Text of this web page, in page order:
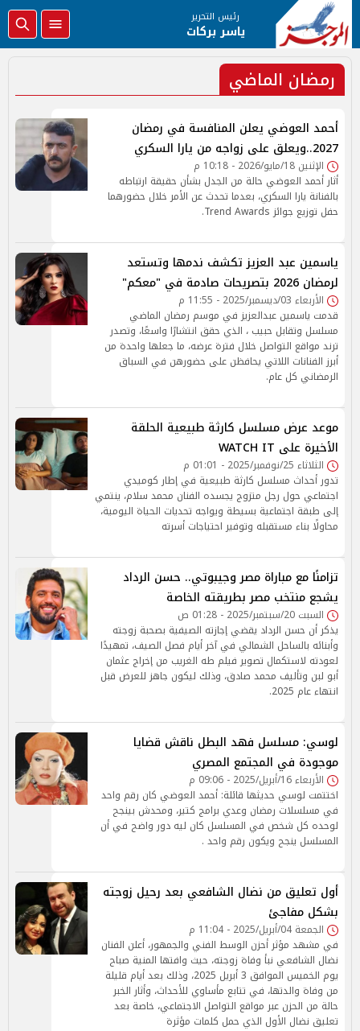
رئيس التحرير
ياسر بركات
رمضان الماضي
أحمد العوضي يعلن المنافسة في رمضان
2027..ويعلق على زواجه من يارا السكري
الإثنين 18/مايو/2026 - 10:18 م
أثار أحمد العوضي حالة من الجدل بشأن حقيقة ارتباطه
بالفنانة يارا السكري، بعدما تحدث عن الأمر خلال حضورهما
حفل توزيع جوائز Trend Awards.
ياسمين عبد العزيز تكشف ندمها وتستعد
لرمضان 2026 بتصريحات صادمة في "معكم"
الأربعاء 03/ديسمبر/2025 - 11:55 م
قدمت ياسمين عبدالعزيز في موسم رمضان الماضي
مسلسل وتقابل حبيب ، الذي حقق انتشارًا واسعًا، وتصدر
ترند مواقع التواصل خلال فترة عرضه، ما جعلها واحدة من
أبرز الفنانات اللاتي يحافظن على حضورهن في السباق
الرمضاني كل عام.
موعد عرض مسلسل كارثة طبيعية الحلقة
الأخيرة على WATCH IT
الثلاثاء 25/نوفمبر/2025 - 01:01 م
تدور أحداث مسلسل كارثة طبيعية في إطار كوميدي
اجتماعي حول رجل متزوج يجسده الفنان محمد سلام، ينتمي
إلى طبقة اجتماعية بسيطة ويواجه تحديات الحياة اليومية،
محاولًا بناء مستقبله وتوفير احتياجات أسرته
تزامنًا مع مباراة مصر وجيبوتي.. حسن الرداد
يشجع منتخب مصر بطريقته الخاصة
السبت 20/سبتمبر/2025 - 01:28 ص
يذكر أن حسن الرداد يقضي إجازته الصيفية بصحبة زوجته
وأبنائه بالساحل الشمالي في آخر أيام فصل الصيف، تمهيدًا
لعودته لاستكمال تصوير فيلم طه الغريب من إخراج عثمان
أبو لبن وتأليف محمد صادق، وذلك ليكون جاهز للعرض قبل
انتهاء عام 2025.
لوسي: مسلسل فهد البطل ناقش قضايا
موجودة في المجتمع المصري
الأربعاء 16/أبريل/2025 - 09:06 م
اختتمت لوسي حديثها قائلة: أحمد العوضي كان رقم واحد
في مسلسلات رمضان وعدي برامج كتير، ومحدش بينجح
لوحده كل شخص في المسلسل كان ليه دور واضح في أن
المسلسل ينجح ويكون رقم واحد .
أول تعليق من نضال الشافعي بعد رحيل زوجته
بشكل مفاجئ
الجمعة 04/أبريل/2025 - 11:04 م
في مشهد مؤثر أحزن الوسط الفني والجمهور، أعلن الفنان
نضال الشافعي نبأ وفاة زوجته، حيث وافتها المنية صباح
يوم الخميس الموافق 3 أبريل 2025، وذلك بعد أيام قليلة
من وفاة والدتها، في تتابع مأساوي للأحداث، وأثار الخبر
حالة من الحزن عبر مواقع التواصل الاجتماعي، خاصة بعد
تعليق نضال الأول الذي حمل كلمات مؤثرة